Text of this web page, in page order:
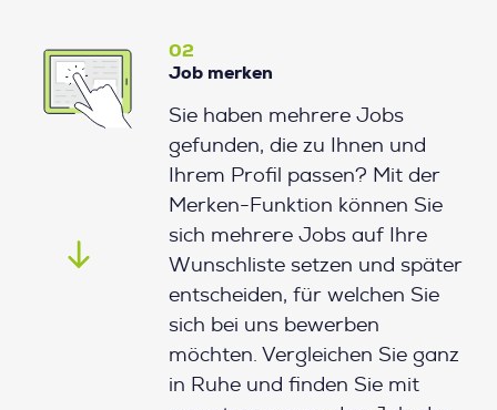
02
Job merken
Sie haben mehrere Jobs
gefunden, die zu Ihnen und
Ihrem Profil passen? Mit der
Merken-Funktion können Sie
sich mehrere Jobs auf Ihre
Wunschliste setzen und später
entscheiden, für welchen Sie
sich bei uns bewerben
möchten. Vergleichen Sie ganz
in Ruhe und finden Sie mit